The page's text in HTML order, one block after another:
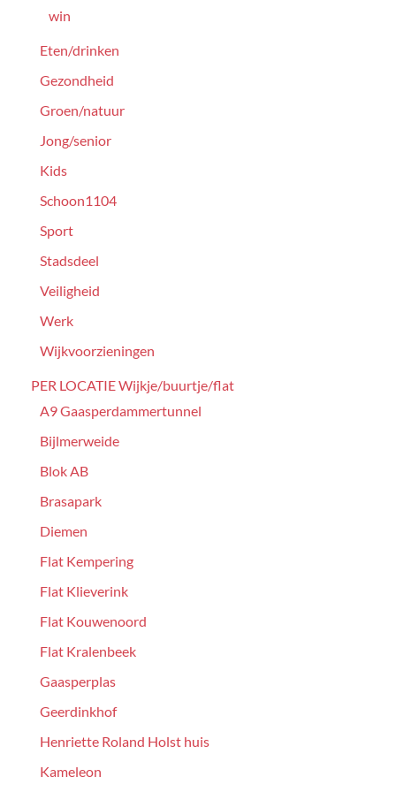
win
Eten/drinken
Gezondheid
Groen/natuur
Jong/senior
Kids
Schoon1104
Sport
Stadsdeel
Veiligheid
Werk
Wijkvoorzieningen
PER LOCATIE Wijkje/buurtje/flat
A9 Gaasperdammertunnel
Bijlmerweide
Blok AB
Brasapark
Diemen
Flat Kempering
Flat Klieverink
Flat Kouwenoord
Flat Kralenbeek
Gaasperplas
Geerdinkhof
Henriette Roland Holst huis
Kameleon